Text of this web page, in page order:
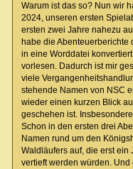
Warum ist das so? Nun wir
2024, unseren ersten
ersten zwei Jahre nahezu
habe die
in eine Worddatei
vorlesen. Dadurch ist mir
viele
stehende Namen von NSC
wieder einen kurzen Blick
geschehen ist.
Schon in den ersten drei
Namen rund um den
Waldläufers auf, die erst ein
vertieft werden würden.